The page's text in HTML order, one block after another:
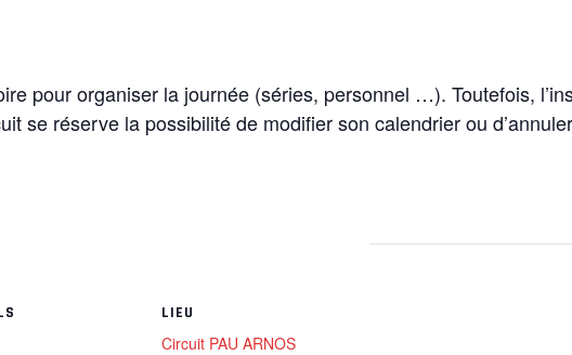
pour organiser la journée (séries, personnel …). Toutefois,
se réserve la possibilité de modifier son calendrier ou
LIEU
Circuit PAU ARNOS